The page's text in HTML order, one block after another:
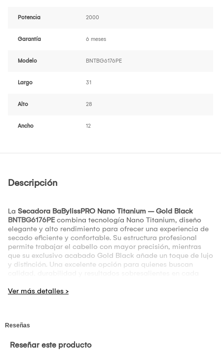
Potencia 2000
Garantía 6 meses
Modelo BNTBG6176PE
Largo 31
Alto 28
Ancho 12
Descripción
La Secadora BaBylissPRO Nano Titanium – Gold Black
BNTBG6176PEcombina tecnología Nano Titanium, diseño
elegante y alto rendimiento para ofrecer una experiencia de
secado eficiente y confortable. Su estructura profesional
permite trabajar el cabello con mayor precisión, mientras
que su exclusivo acabado Gold Black añade un toque de lujo
y distinción. Una excelente opción para quienes buscan